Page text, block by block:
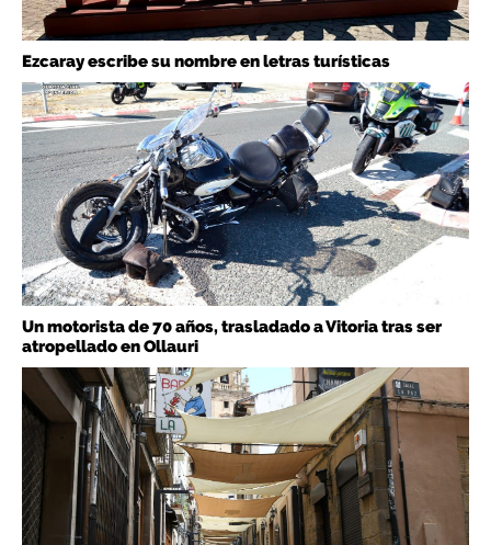
Ezcaray escribe su nombre en letras turísticas
Un motorista de 70 años, trasladado a Vitoria tras ser
atropellado en Ollauri